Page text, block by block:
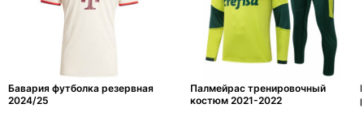
Бавария футболка резервная
2024/25
Палмейрас тренировочный
костюм 2021-2022